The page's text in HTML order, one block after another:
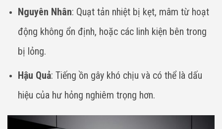
Nguyên Nhân: Quạt tản nhiệt bị kẹt, mâm từ hoạt
động không ổn định, hoặc các linh kiện bên trong
bị lỏng.
Hậu Quả: Tiếng ồn gây khó chịu và có thể là dấu
hiệu của hư hỏng nghiêm trọng hơn.